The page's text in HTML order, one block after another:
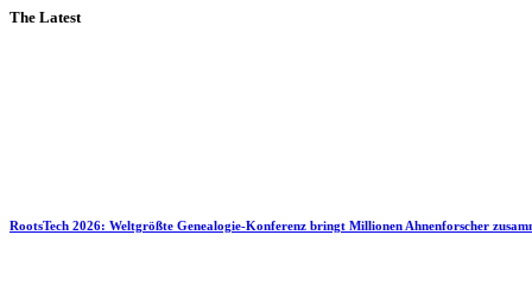
The Latest
RootsTech 2026: Weltgrößte Genealogie-Konferenz bringt Millionen Ahnenforscher